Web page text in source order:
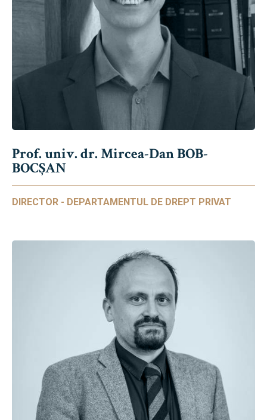
Prof. univ. dr. Mircea-Dan BOB-
BOCȘAN
DIRECTOR - DEPARTAMENTUL DE DREPT PRIVAT